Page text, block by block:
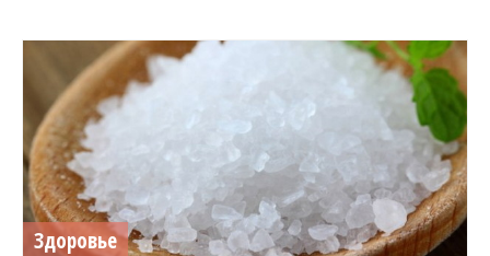
Здоровье